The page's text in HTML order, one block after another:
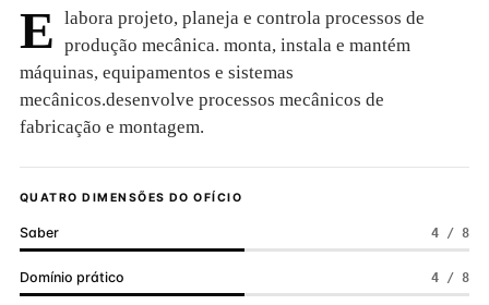
E labora projeto, planeja e controla processos de
produção mecânica. monta, instala e mantém
máquinas, equipamentos e sistemas
mecânicos.desenvolve processos mecânicos de
fabricação e montagem.
QUATRO DIMENSÕES DO OFÍCIO
Saber 4 / 8
Domínio prático 4 / 8